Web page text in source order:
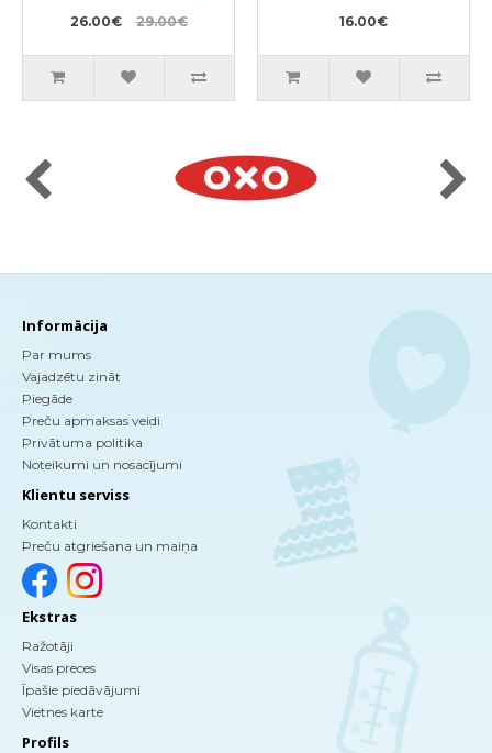
26.00€ 29.00€ 16.00€
Informācija
Par mums
Vajadzētu zināt
Piegāde
Preču apmaksas veidi
Privātuma politika
Noteikumi un nosacījumi
Klientu serviss
Kontakti
Preču atgriešana un maiņa
Ekstras
Ražotāji
Visas preces
Īpašie piedāvājumi
Vietnes karte
Profils